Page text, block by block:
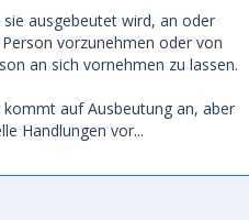
ausgebeutet wird, an oder
vorzunehmen oder von
an sich vornehmen zu lassen.
auf Ausbeutung an, aber
Handlungen vor...